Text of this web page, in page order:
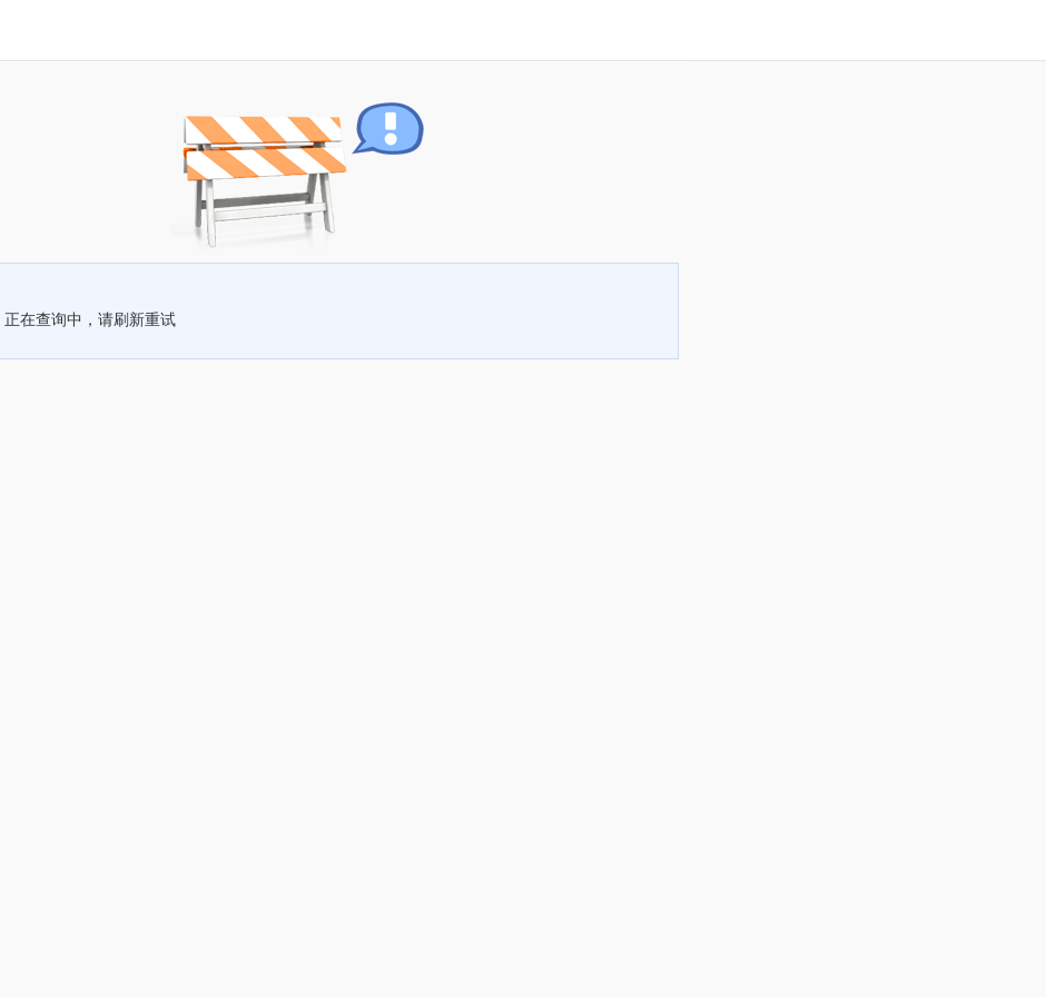
正在查询中，请刷新重试